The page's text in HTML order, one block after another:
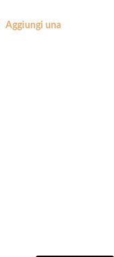
Aggiungi una